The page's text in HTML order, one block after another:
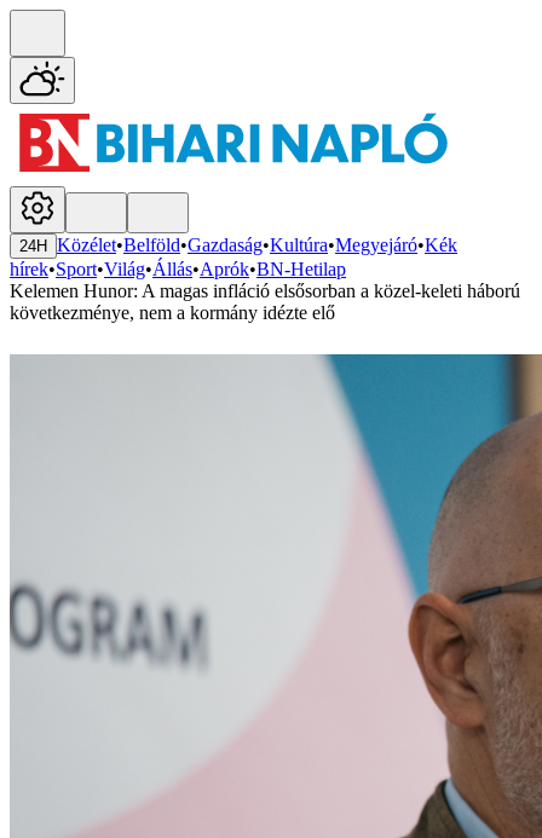
24H Közélet•Belföld•Gazdaság•Kultúra•Megyejáró•Kék
hírek•Sport•Világ•Állás•Aprók•BN-Hetilap
Kelemen Hunor: A magas infláció elsősorban a közel-keleti háború
következménye, nem a kormány idézte elő